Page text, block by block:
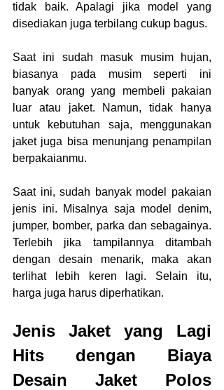
tidak baik. Apalagi jika model yang
disediakan juga terbilang cukup bagus.
Saat ini sudah masuk musim hujan,
biasanya pada musim seperti ini
banyak orang yang membeli pakaian
luar atau jaket. Namun, tidak hanya
untuk kebutuhan saja, menggunakan
jaket juga bisa menunjang penampilan
berpakaianmu.
Saat ini, sudah banyak model pakaian
jenis ini. Misalnya saja model denim,
jumper, bomber, parka dan sebagainya.
Terlebih jika tampilannya ditambah
dengan desain menarik, maka akan
terlihat lebih keren lagi. Selain itu,
harga juga harus diperhatikan.
Jenis Jaket yang Lagi
Hits dengan Biaya
Desain Jaket Polos